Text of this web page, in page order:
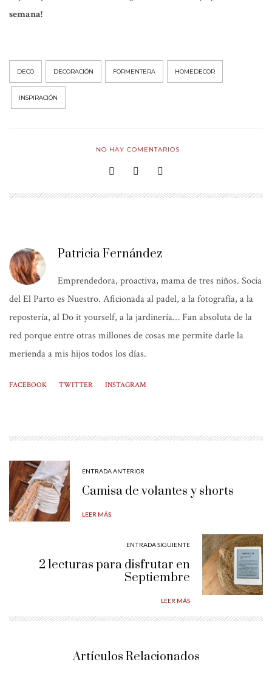
semana!
DECO DECORACIÓN FORMENTERA HOMEDECOR
INSPIRACIÓN
NO HAY COMENTARIOS
Patricia Fernández
Emprendedora, proactiva, mama de tres niños. Socia
del El Parto es Nuestro. Aficionada al padel, a la fotografía, a la
repostería, al Do it yourself, a la jardinería… Fan absoluta de la
red porque entre otras millones de cosas me permite darle la
merienda a mis hijos todos los días.
FACEBOOK TWITTER INSTAGRAM
ENTRADA ANTERIOR
Camisa de volantes y shorts
LEER MÁS
ENTRADA SIGUIENTE
2 lecturas para disfrutar en
Septiembre
LEER MÁS
Artículos Relacionados